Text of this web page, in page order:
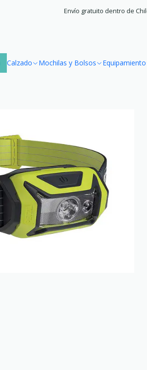
Calzado Mochilas y Bolsos Equipamiento
Envío gratuito dentro de
Home Marcas Petzl